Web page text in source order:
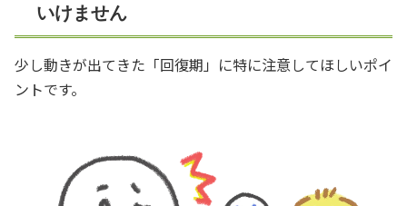
いけません
少し動きが出てきた「回復期」に特に注意してほしいポイ
ントです。